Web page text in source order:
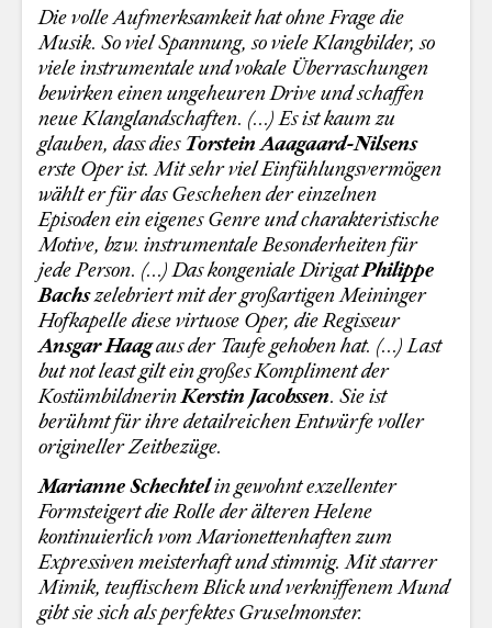
Die volle Aufmerksamkeit hat ohne Frage die
Musik. So viel Spannung, so viele Klangbilder, so
viele instrumentale und vokale Überraschungen
bewirken einen ungeheuren Drive und schaffen
neue Klanglandschaften. (...)Es ist kaum zu
glauben, dass diesTorstein Aaagaard-Nilsens
erste Oper ist. Mit sehr viel Einfühlungsvermögen
wählt er für das Geschehen der einzelnen
Episoden ein eigenes Genre und charakteristische
Motive, bzw. instrumentale Besonderheiten für
jede Person. (...)Das kongeniale DirigatPhilippe
Bachszelebriert mit der großartigen Meininger
Hofkapelle diese virtuose Oper, die Regisseur
Ansgar Haagaus der Taufe gehoben hat. (...) Last
but not least gilt ein großes Kompliment der
KostümbildnerinKerstin Jacobssen. Sie ist
berühmt für ihre detailreichen Entwürfe voller
origineller Zeitbezüge.
Marianne Schechtelin gewohnt exzellenter
Formsteigert die Rolle der älteren Helene
kontinuierlich vom Marionettenhaften zum
Expressiven meisterhaft und stimmig. Mit starrer
Mimik, teuflischem Blick und verkniffenem Mund
gibt sie sich als perfektes Gruselmonster.